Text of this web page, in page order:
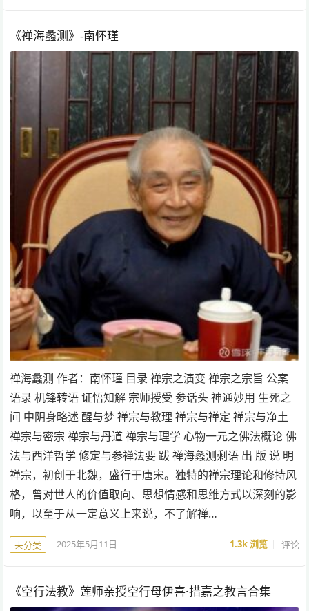
《禅海蠡测》-南怀瑾
禅海蠡测 作者：南怀瑾 目录 禅宗之演变 禅宗之宗旨 公案
语录 机锋转语 证悟知解 宗师授受 参话头 神通妙用 生死之
间 中阴身略述 醒与梦 禅宗与教理 禅宗与禅定 禅宗与净土
禅宗与密宗 禅宗与丹道 禅宗与理学 心物一元之佛法概论 佛
法与西洋哲学 修定与参禅法要 跋 禅海蠡测剩语 出 版 说 明
禅宗，初创于北魏，盛行于唐宋。独特的禅宗理论和修持风
格，曾对世人的价值取向、思想情感和思维方式以深刻的影
响，以至于从一定意义上来说，不了解禅…
未分类 2025年5月11日 1.3k浏览 评论
《空行法教》莲师亲授空行母伊喜·措嘉之教言合集